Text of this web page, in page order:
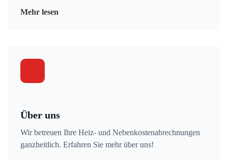
Mehr lesen
Über uns
Wir betreuen Ihre Heiz- und Nebenkostenabrechnungen
ganzheitlich. Erfahren Sie mehr über uns!